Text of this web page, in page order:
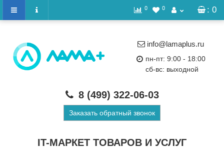
: 0
0 0
IT-МАРКЕТ ТОВАРОВ И УСЛУГ
info@lamaplus.ru
пн-пт: 9:00 - 18:00
сб-вс: выходной
8 (499) 322-06-03
Заказать обратный звонок